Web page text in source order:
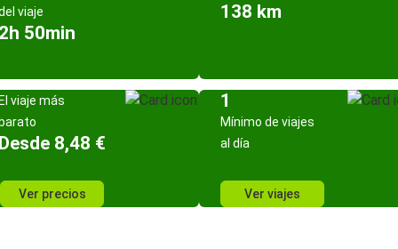
viaje
50min
138 km
viaje más
8,48 €
Ver precios
1
Mínimo de viajes
al día
Ver viajes